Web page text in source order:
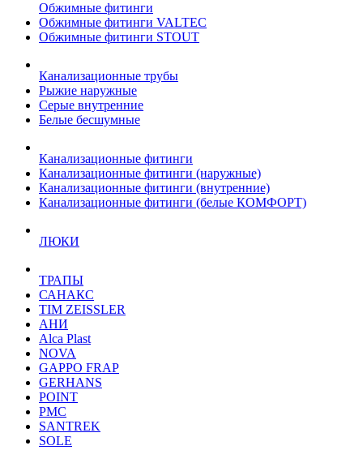
Обжимные фитинги
Обжимные фитинги VALTEC
Обжимные фитинги STOUT
Канализационные трубы
Рыжие наружные
Серые внутренние
Белые бесшумные
Канализационные фитинги
Канализационные фитинги (наружные)
Канализационные фитинги (внутренние)
Канализационные фитинги (белые КОМФОРТ)
ЛЮКИ
ТРАПЫ
САНАКС
TIM ZEISSLER
АНИ
Alca Plast
NOVA
GAPPO FRAP
GERHANS
POINT
РМС
SANTREK
SOLE